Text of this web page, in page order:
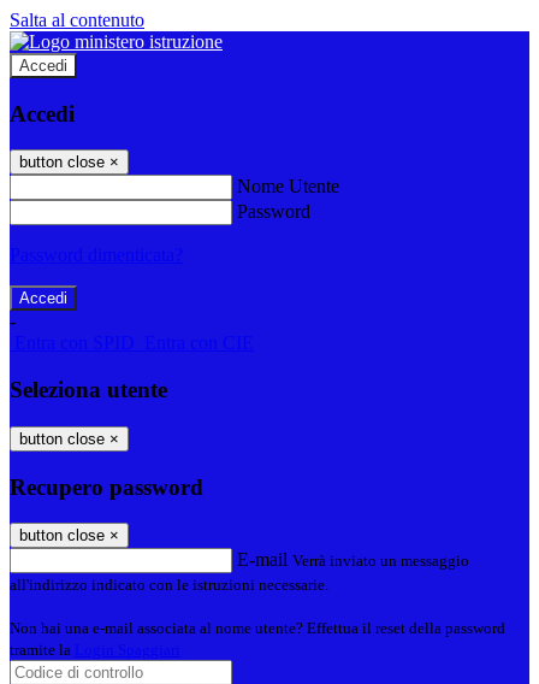
Salta al contenuto
Accedi
Accedi
button close ×
Nome Utente
Password
-
Seleziona utente
button close ×
Recupero password
button close ×
E-mail Verrà inviato un messaggio
all'indirizzo indicato con le istruzioni necessarie.
Non hai una e-mail associata al nome utente? Effettua il reset della password
tramite la